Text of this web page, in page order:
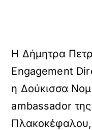
H Δήμητρα
Engagement
η Δούκισσα
ambassador